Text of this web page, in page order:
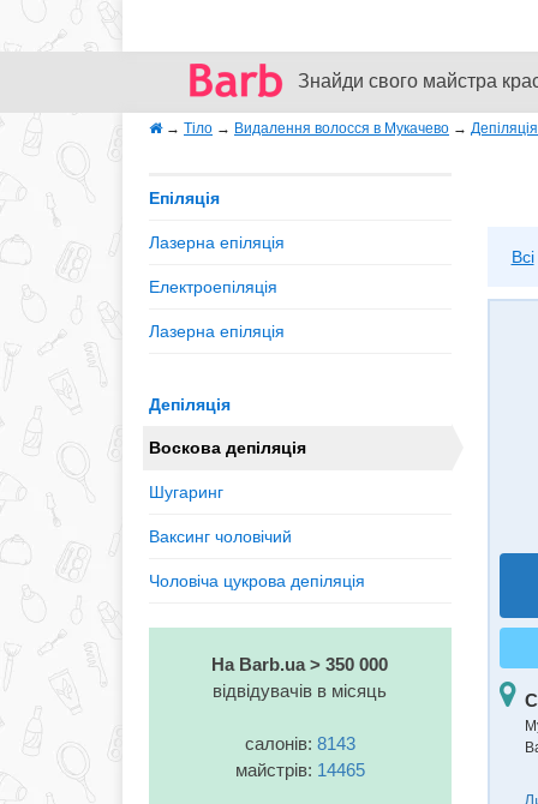
Знайди свого майстра
→ Тіло → Видалення волосся в Мукачево → Депіляція
Всі
Епіляція
Лазерна епіляція
Електроепіляція
Лазерна епіляція
Депіляція
Воскова депіляція
Шугаринг
Ваксинг чоловічий
Чоловіча цукрова депіляція
На Barb.ua > 350 000
відвідувачів в місяць
салонів: 8143
майстрів: 14465